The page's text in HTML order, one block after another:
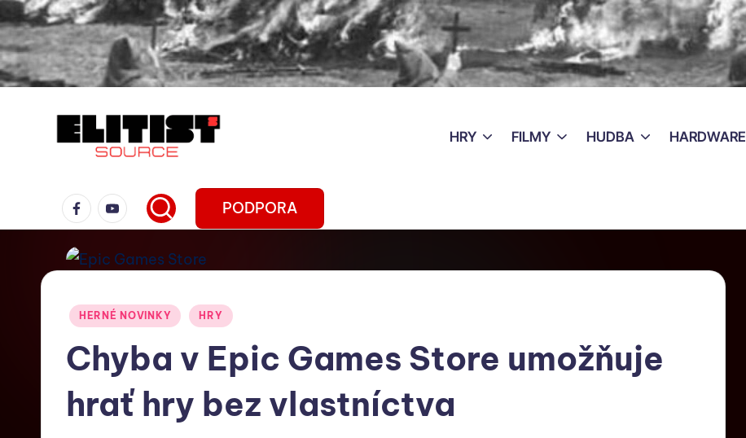
HRY FILMY HUDBA HARDWARE
PODPORA
HERNÉ NOVINKY HRY
Chyba v Epic Games Store umožňuje
hrať hry bez vlastníctva